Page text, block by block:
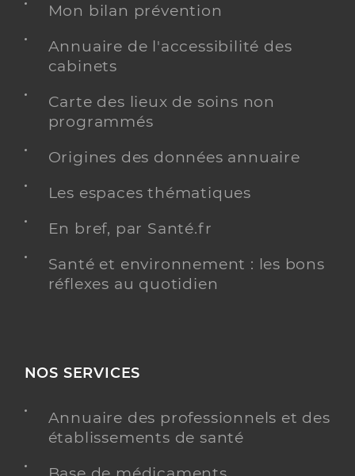
Mon bilan prévention
Annuaire de l'accessibilité des
cabinets
Carte des lieux de soins non
programmés
Origines des données annuaire
Les espaces thématiques
En bref, par Santé.fr
Santé et environnement : les bons
réflexes au quotidien
NOS SERVICES
Annuaire des professionnels et des
établissements de santé